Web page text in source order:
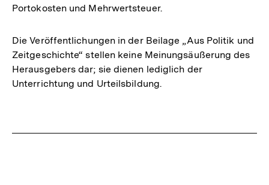
Portokosten und Mehrwertsteuer.
Die Veröffentlichungen in der Beilage „Aus Politik und
Zeitgeschichte“ stellen keine Meinungsäußerung des
Herausgebers dar; sie dienen lediglich der
Unterrichtung und Urteilsbildung.